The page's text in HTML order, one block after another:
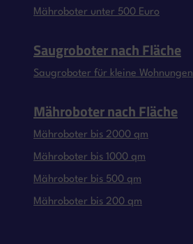
Mähroboter unter 500 Euro
Saugroboter nach Fläche
Saugroboter für kleine Wohnungen
Mähroboter nach Fläche
Mähroboter bis 2000 qm
Mähroboter bis 1000 qm
Mähroboter bis 500 qm
Mähroboter bis 200 qm